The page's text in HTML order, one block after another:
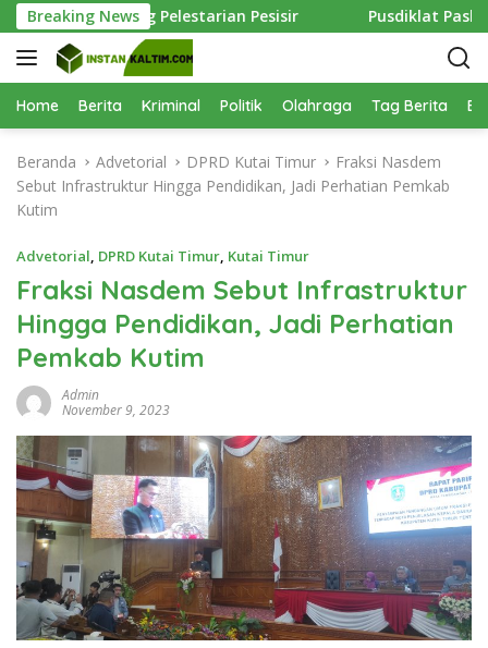
a
g
u
Breaking News
Dukung Pelestarian Pesisir Pusdiklat Paskibraka
Home Berita Kriminal Politik Olahraga Tag Berita
Beranda Advetorial DPRD Kutai Timur
Fraksi Nasdem
Sebut Infrastruktur Hingga Pendidikan, Jadi Perhatian Pemkab
Kutim
Advetorial, DPRD Kutai Timur, Kutai Timur
Fraksi Nasdem Sebut Infrastruktur
Hingga Pendidikan, Jadi Perhatian
Pemkab Kutim
Admin
November 9, 2023